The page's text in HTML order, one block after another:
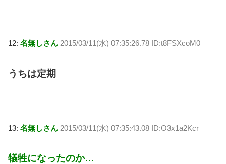
12: 名無しさん 2015/03/11(水) 07:35:26.78 ID:t8FSXcoM0
うちは定期
13: 名無しさん 2015/03/11(水) 07:35:43.08 ID:O3x1a2Kcr
犠牲になったのか…